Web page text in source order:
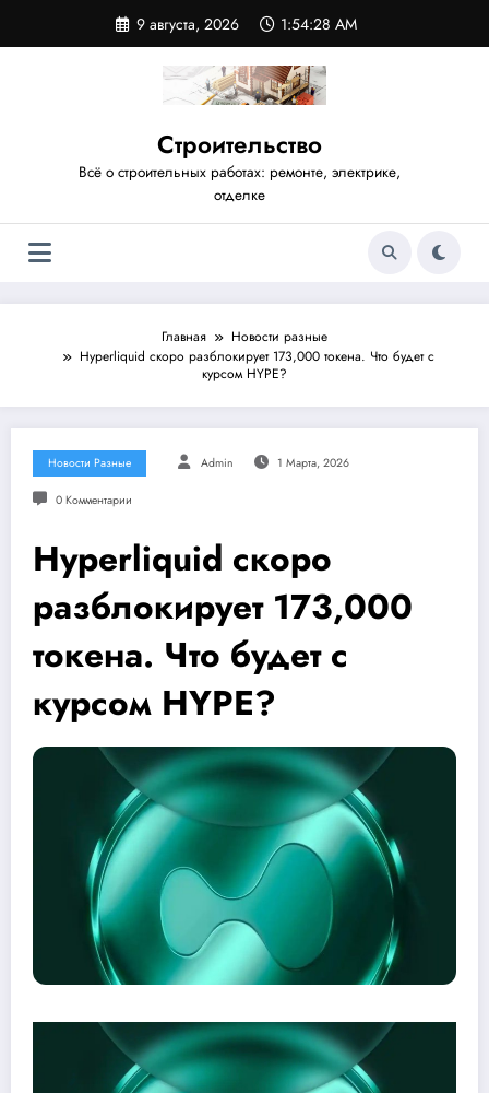
содержимому
9 августа, 2026 1:54:29 AM
Строительство
Всё о строительных работах: ремонте, электрике,
отделке
Главная
Новости разные
Hyperliquid скоро разблокирует 173,000 токена. Что будет с
курсом HYPE?
Новости Разные Admin 1 Марта, 2026
0 Комментарии
Hyperliquid скоро
разблокирует 173,000
токена. Что будет с
курсом HYPE?